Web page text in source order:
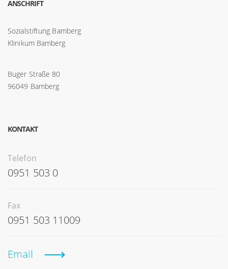
ANSCHRIFT
Sozialstiftung Bamberg
Klinikum Bamberg
Buger Straße 80
96049 Bamberg
KONTAKT
Telefon
0951 503 0
Fax
0951 503 11009
Email